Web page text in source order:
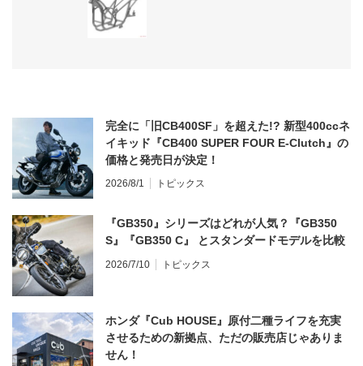
完全に「旧CB400SF」を超えた!? 新型400ccネ
イキッド『CB400 SUPER FOUR E-Clutch』の
価格と発売日が決定！
2026/8/1 トピックス
『GB350』シリーズはどれが人気？『GB350
S』『GB350 C』 とスタンダードモデルを比較
2026/7/10 トピックス
ホンダ『Cub HOUSE』原付二種ライフを充実
させるための新拠点、ただの販売店じゃありま
せん！